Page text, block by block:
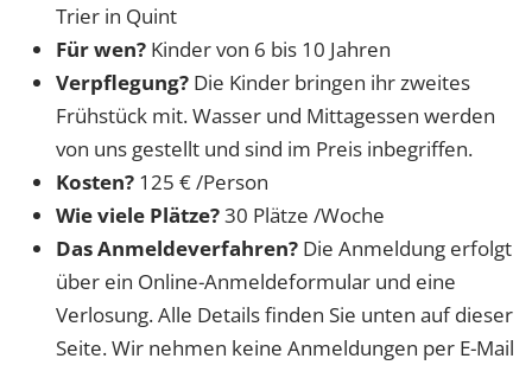
Trier in Quint
Für wen? Kinder von 6 bis 10 Jahren
Verpflegung? Die Kinder bringen ihr zweites
Frühstück mit. Wasser und Mittagessen werden
von uns gestellt und sind im Preis inbegriffen.
Kosten? 125 € /Person
Wie viele Plätze?30 Plätze /Woche
Das Anmeldeverfahren? Die Anmeldung erfolgt
über ein Online-Anmeldeformular und eine
Verlosung. Alle Details finden Sie unten auf dieser
Seite. Wir nehmen keine Anmeldungen per E-Mail